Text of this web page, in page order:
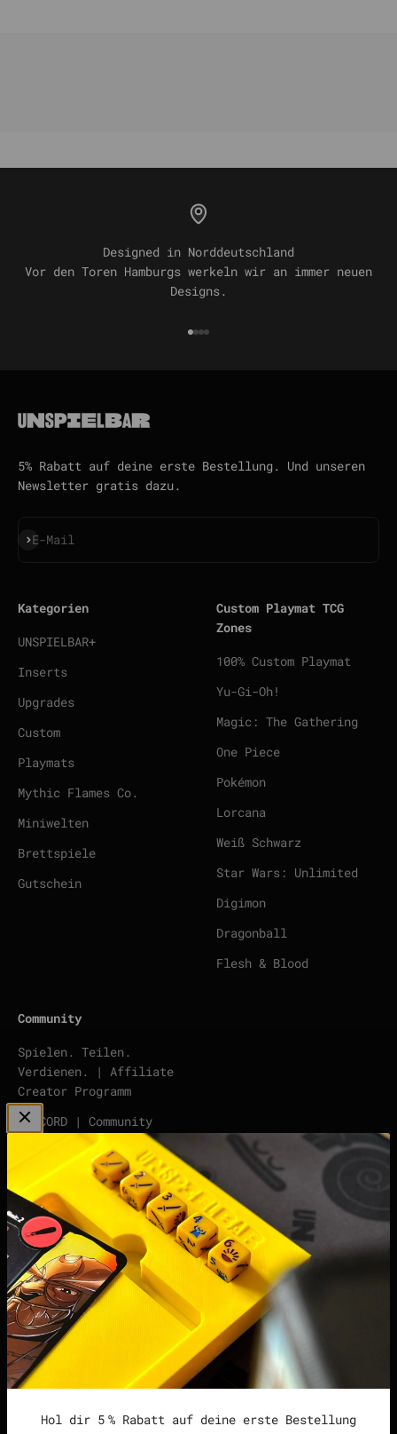
Hol dir 5 % Rabatt auf deine erste Bestellung
Designed in Norddeutschland
Vor den Toren Hamburgs werkeln wir an immer neuen
Designs.
Gehe zu Element 1
Gehe zu Element 2
Gehe zu Element 3
Gehe zu Element 4
5% Rabatt auf deine erste Bestellung. Und unseren
Newsletter gratis dazu.
E-Mail
Abonnieren
Kategorien
UNSPIELBAR+
Inserts
Upgrades
Custom
Playmats
Mythic Flames Co.
Miniwelten
Brettspiele
Gutschein
Custom Playmat TCG
Zones
100% Custom Playmat
Yu-Gi-Oh!
Magic: The Gathering
One Piece
Pokémon
Lorcana
Weiß Schwarz
Star Wars: Unlimited
Digimon
Dragonball
Flesh & Blood
Community
Spielen. Teilen.
Verdienen. | Affiliate
Creator Programm
DISCORD | Community
points | Score Tracker
Podcast
Impressum
Datenschutzerklärung
Widerrufsrecht &
Widerrufsformular
Allgemeine
Geschäftsbedingungen